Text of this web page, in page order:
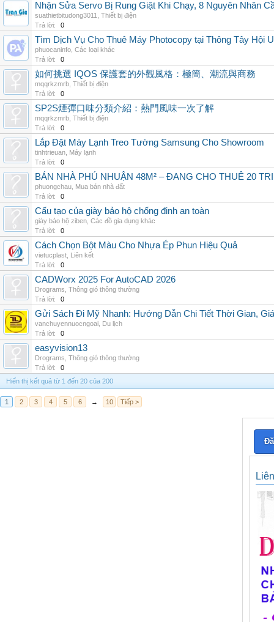
Nhận Sửa Servo Bị Rung Giật Khi Chạy, 8 Nguyên Nhân
suathietbitudong3011
Thiết bị điện
Trả lời:
0
Tìm Dịch Vụ Cho Thuê Máy Photocopy tại Thông Tây Hội
phuocaninfo Các loại khác
Trả lời:
0
如何挑選 IQOS 保護套的外觀風格：極簡、潮流與商務
mqqrkzmrb Thiết bị điện
Trả lời:
0
SP2S煙彈口味分類介紹：熱門風味一次了解
mqqrkzmrb Thiết bị điện
Trả lời:
0
Lắp Đặt Máy Lạnh Treo Tường Samsung Cho Showroom
tinhtrieuan Máy lạnh
Trả lời:
0
BÁN NHÀ PHÚ NHUẬN 48M² – ĐANG CHO THUÊ 20
phuongchau Mua bán nhà đất
Trả lời:
0
Cấu tạo của giày bảo hộ chống đinh an toàn
giày bảo hộ ziben Các đồ gia dụng khác
Trả lời:
0
Cách Chọn Bột Màu Cho Nhựa Ép Phun Hiệu Quả
vietucplast Liên kết
Trả lời:
0
CADWorx 2025 For AutoCAD 2026
Drograms Thông gió thông thường
Trả lời:
0
Gửi Sách Đi Mỹ Nhanh: Hướng Dẫn Chi Tiết Thời Gian,
vanchuyennuocngoai Du lịch
Trả lời:
0
easyvision13
Drograms Thông gió thông thường
Trả lời:
0
Hiển thị kết quả từ 1 đến 20 của 200
1 2 3 4 5 6 → 10 Tiếp >